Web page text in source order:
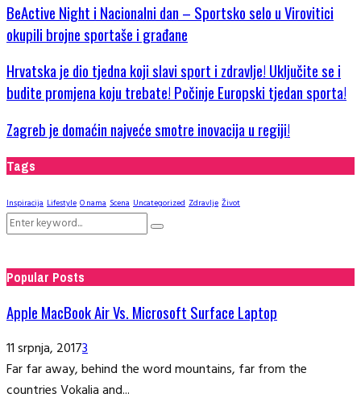
BeActive Night i Nacionalni dan – Sportsko selo u Virovitici
okupili brojne sportaše i građane
Hrvatska je dio tjedna koji slavi sport i zdravlje! Uključite se i
budite promjena koju trebate! Počinje Europski tjedan sporta!
Zagreb je domaćin najveće smotre inovacija u regiji!
Tags
Inspiracija Lifestyle O nama Scena Uncategorized Zdravlje Život
Search
Search
Popular Posts
Apple MacBook Air Vs. Microsoft Surface Laptop
11 srpnja, 20173
Far far away, behind the word mountains, far from the
countries Vokalia and...